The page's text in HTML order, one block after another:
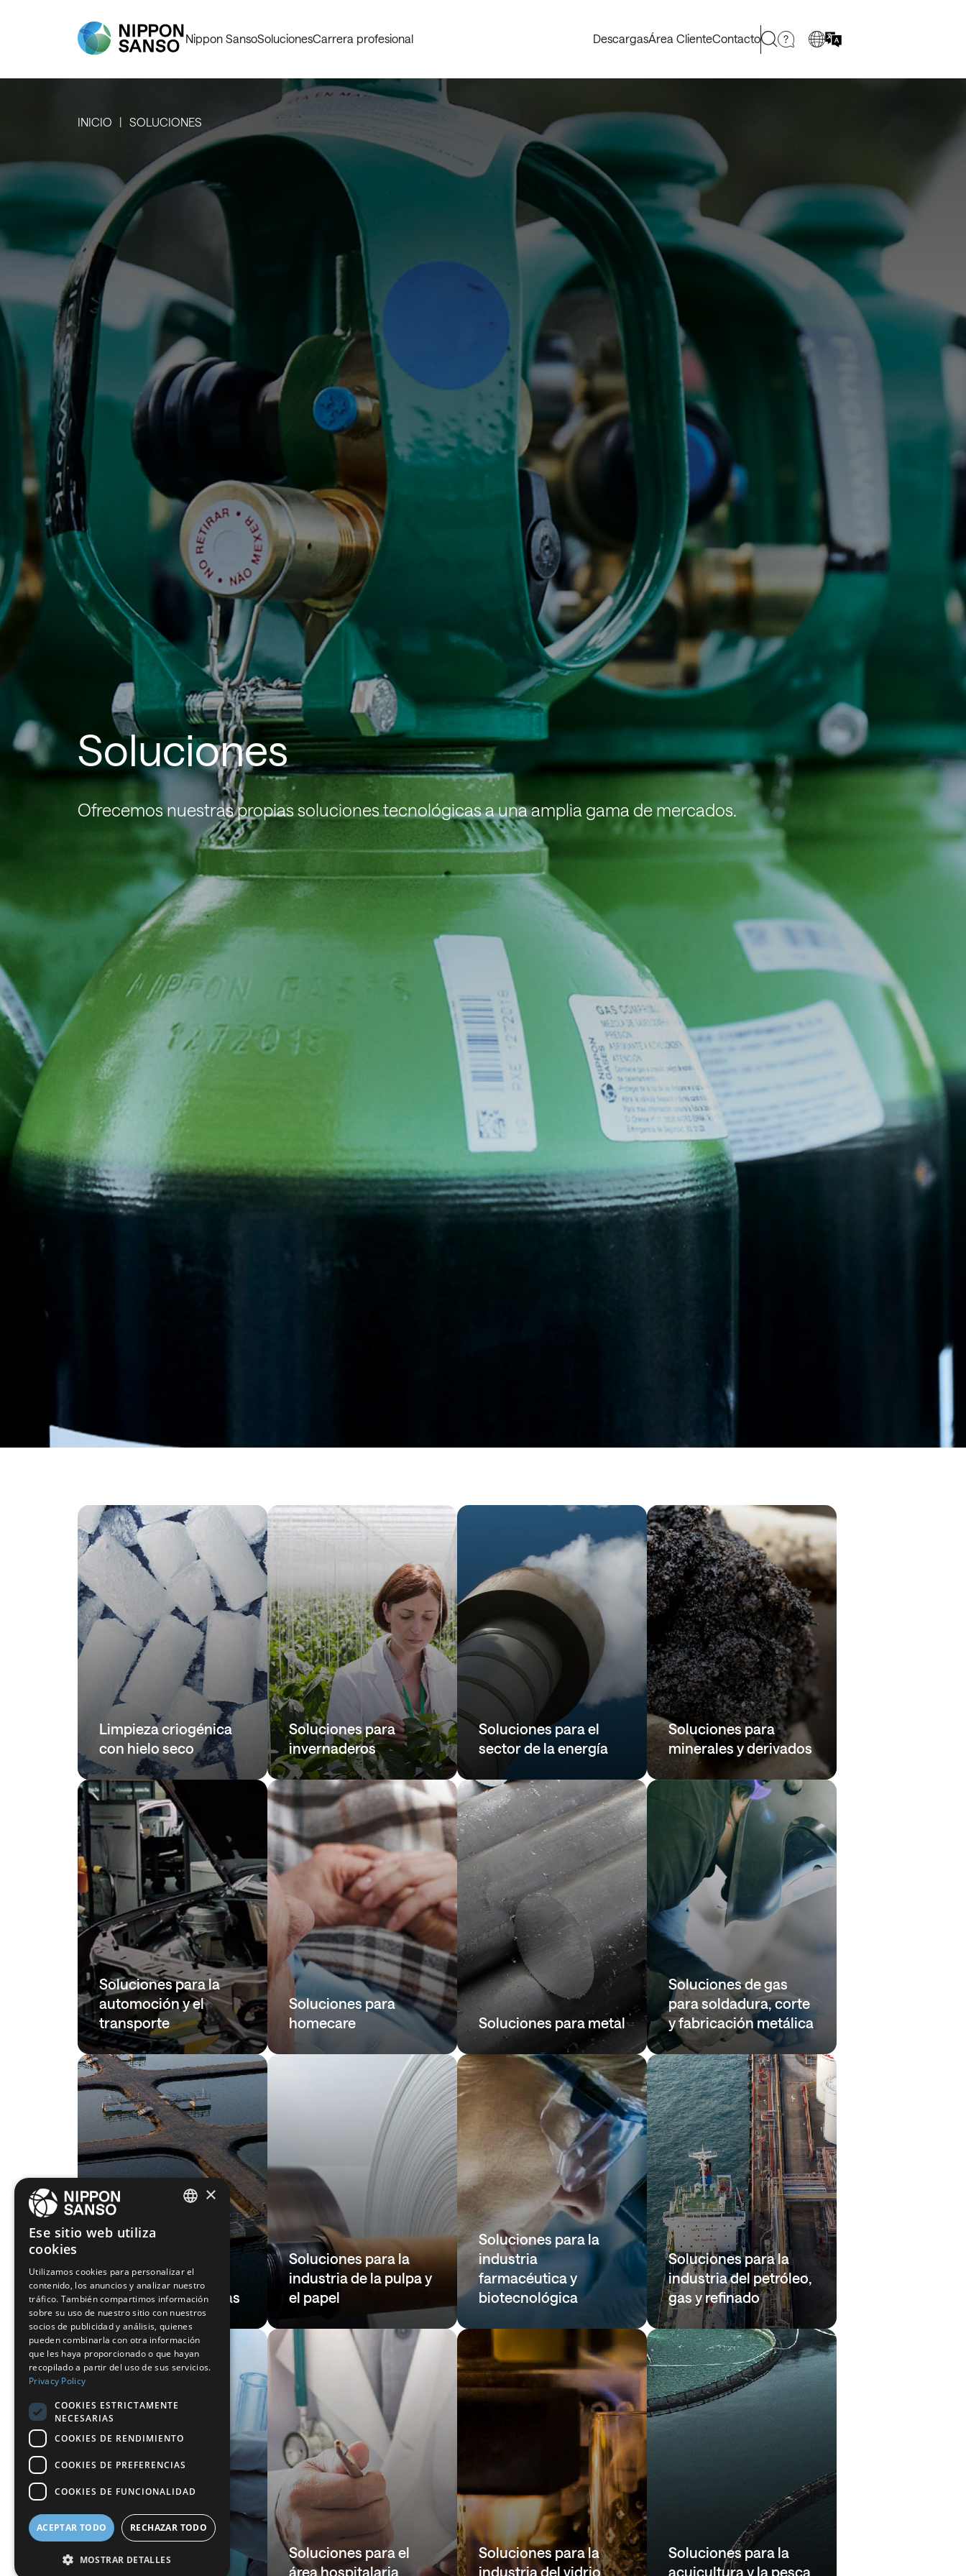
Nippon SansoSolucionesCarrera profesional DescargasÁrea ClienteContacto
INICIO SOLUCIONES
Soluciones
Ofrecemos nuestras propias soluciones tecnológicas a una amplia gama de mercados.
Limpieza criogénica
con hielo seco
Soluciones para
invernaderos
Soluciones para el
sector de la energía
Soluciones para
minerales y derivados
Soluciones para la
automoción y el
transporte
Soluciones para
homecare
Soluciones para metal
Soluciones de gas
para soldadura, corte
y fabricación metálica
Soluciones para el
tratamiento de aguas
Soluciones para la
industria de la pulpa y
el papel
Soluciones para la
industria
farmacéutica y
biotecnológica
Soluciones para la
industria del petróleo,
gas y refinado
Soluciones para
laboratorios e
Soluciones para el
área hospitalaria
Soluciones para la
industria del vidrio
Soluciones para la
acuicultura y la pesca
SPANISH
FRENCH
GERMAN
ITALIAN
BE
×
Ese sitio web utiliza
cookies
Utilizamos cookies para personalizar el
contenido, los anuncios y analizar nuestro
tráfico. También compartimos información
sobre su uso de nuestro sitio con nuestros
socios de publicidad y análisis, quienes
pueden combinarla con otra información
que les haya proporcionado o que hayan
recopilado a partir del uso de sus servicios.
Privacy Policy
COOKIES ESTRICTAMENTE
NECESARIAS
COOKIES DE RENDIMIENTO
COOKIES DE PREFERENCIAS
COOKIES DE FUNCIONALIDAD
ACEPTAR TODO RECHAZAR TODO
MOSTRAR DETALLES